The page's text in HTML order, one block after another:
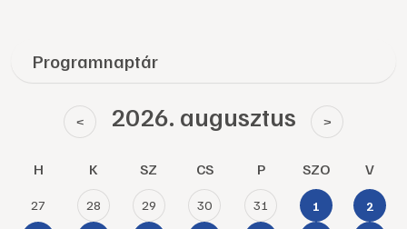
Programnaptár
< 2026. augusztus >
H K SZ CS P SZO V
27 28 29 30 31 1 2